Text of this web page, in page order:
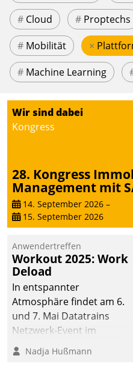
# Cloud # Proptechs
# Mobilität ×
# Machine Learning
Wir sind dabei
Kongress
28. Kongress
Management mit
14. September 2026 –
15. September 2026
Anwendertreffen
Workout 2025: Work
Deload
In entspannter
Atmosphäre findet am 6.
und 7. Mai Datatrains
Netzwerk-Event im
Kunden- und Partnerkreis
statt. Zentrale Frage: Wie
Nadja Hußmann